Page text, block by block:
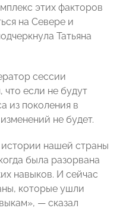
этих факторов
на Севере и
Татьяна
сессии
если не будут
из поколения в
не будет.
нашей страны
была разорвана
навыков. И сейчас
которые ушли
— сказал